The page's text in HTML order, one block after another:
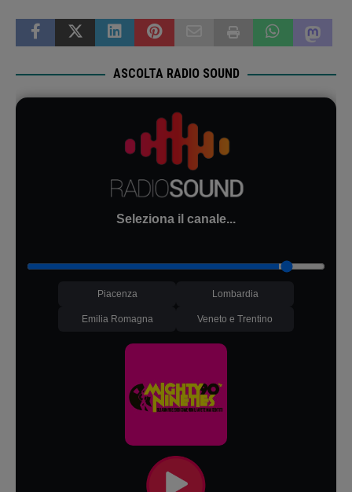
ASCOLTA RADIO SOUND
Seleziona il canale...
Piacenza Lombardia
Emilia Romagna Veneto e Trentino